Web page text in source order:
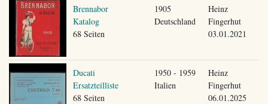
Brennabor
Katalog
68 Seiten
1905
Deutschland
Heinz
Fingerhut
03.01.2021
Ducati
Ersatzteilliste
68 Seiten
1950 - 1959
Italien
Heinz
Fingerhut
06.01.2025